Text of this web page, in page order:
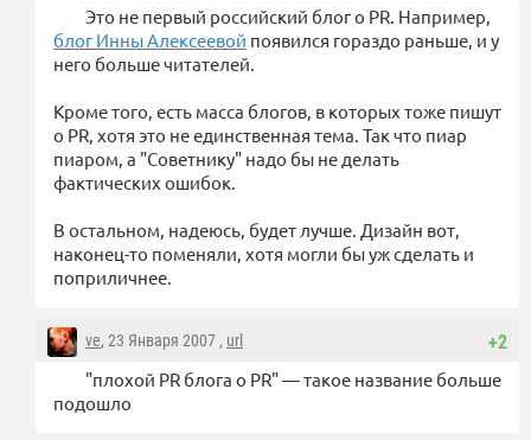
Это не первый российский блог о PR. Например,
блог Инны Алексеевой появился гораздо раньше, и у
него больше читателей.
Кроме того, есть масса блогов, в которых тоже пишут
о PR, хотя это не единственная тема. Так что пиар
пиаром, а "Советнику" надо бы не делать
фактических ошибок.
В остальном, надеюсь, будет лучше. Дизайн вот,
наконец-то поменяли, хотя могли бы уж сделать и
поприличнее.
+2
ve, 23 Января 2007 , url
"плохой PR блога о PR" — такое название больше
подошло